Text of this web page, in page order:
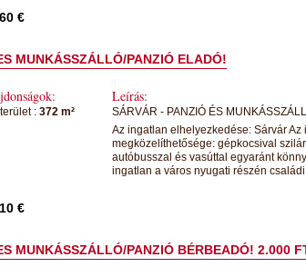
€
MUNKÁSSZÁLLÓ/PANZIÓ ELADÓ!
: 372 m²
Leírás:
SÁRVÁR - PANZIÓ ÉS
Az ingatlan elhelyezkedése: Sárvár Az
megközelíthetősége: gépkocsival
autóbusszal és vasúttal egyaránt
ingatlan a város nyugati részén
€
MUNKÁSSZÁLLÓ/PANZIÓ BÉRBEADÓ! 2.000